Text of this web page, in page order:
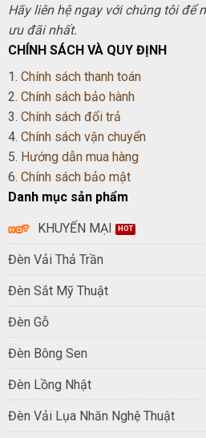
Hãy liên hệ ngay với chúng tôi để
ưu đãi nhất.
CHÍNH SÁCH VÀ QUY ĐỊNH
1. Chính sách thanh toán
2. Chính sách bảo hành
3. Chính sách đổi trả
4. Chính sách vận chuyển
5. Hướng dẫn mua hàng
6. Chính sách bảo mật
Danh mục sản phẩm
KHUYẾN MẠI
Đèn Vải Thả Trần
Đèn Sắt Mỹ Thuật
Đèn Gỗ
Đèn Bông Sen
Đèn Lồng Nhật
Đèn Vải Lụa Nhăn Nghệ Thuật